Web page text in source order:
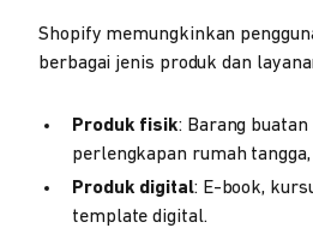
Shopify memungkinkan
berbagai jenis produk dan
Produk fisik: Barang
perlengkapan rumah
Produk digital: E-book,
template digital.